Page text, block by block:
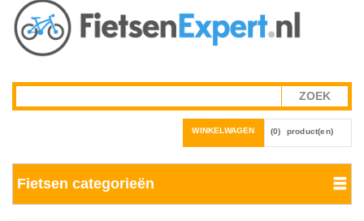
WINKELWAGEN (0) product(en)
Fietsen categorieën